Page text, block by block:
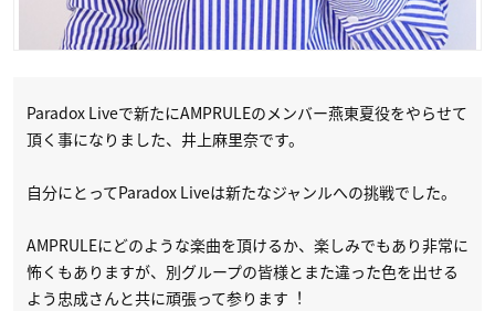
Paradox Liveで新たにAMPRULEのメンバー燕東夏役をやらせて
頂く事になりました、井上麻里奈です。
自分にとってParadox Liveは新たなジャンルへの挑戦でした。
AMPRULEにどのような楽曲を頂けるか、楽しみでもあり非常に
怖くもありますが、別グループの皆様とまた違った色を出せる
よう忠成さんと共に頑張って参ります︕